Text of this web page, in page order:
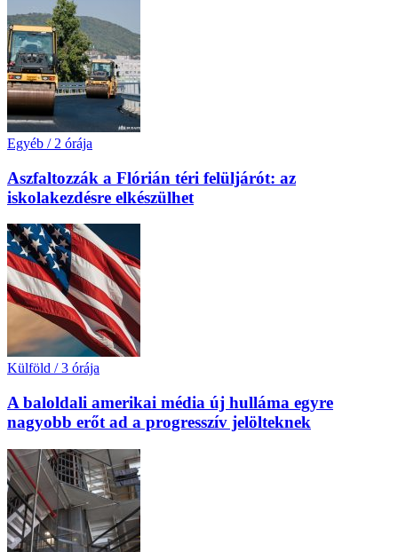
Egyéb / 2 órája
Aszfaltozzák a Flórián téri felüljárót: az
iskolakezdésre elkészülhet
Külföld / 3 órája
A baloldali amerikai média új hulláma egyre
nagyobb erőt ad a progresszív jelölteknek